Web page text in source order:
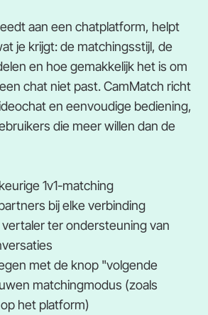
aan een chatplatform, helpt
je krijgt: de matchingsstijl, de
en hoe gemakkelijk het is om
chat niet past. CamMatch richt
en eenvoudige bediening,
die meer willen dan de
1v1-matching
bij elke verbinding
ter ondersteuning van
met de knop "volgende
matchingmodus (zoals
het platform)